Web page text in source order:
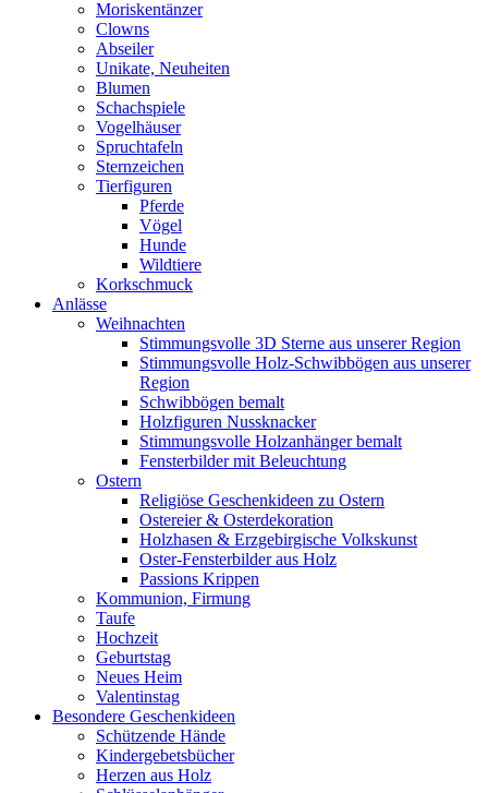
Moriskentänzer
Clowns
Abseiler
Unikate, Neuheiten
Blumen
Schachspiele
Vogelhäuser
Spruchtafeln
Sternzeichen
Tierfiguren
Pferde
Vögel
Hunde
Wildtiere
Korkschmuck
Anlässe
Weihnachten
Stimmungsvolle 3D Sterne aus unserer Region
Stimmungsvolle Holz-Schwibbögen aus unserer
Region
Schwibbögen bemalt
Holzfiguren Nussknacker
Stimmungsvolle Holzanhänger bemalt
Fensterbilder mit Beleuchtung
Ostern
Religiöse Geschenkideen zu Ostern
Ostereier & Osterdekoration
Holzhasen & Erzgebirgische Volkskunst
Oster-Fensterbilder aus Holz
Passions Krippen
Kommunion, Firmung
Taufe
Hochzeit
Geburtstag
Neues Heim
Valentinstag
Besondere Geschenkideen
Schützende Hände
Kindergebetsbücher
Herzen aus Holz